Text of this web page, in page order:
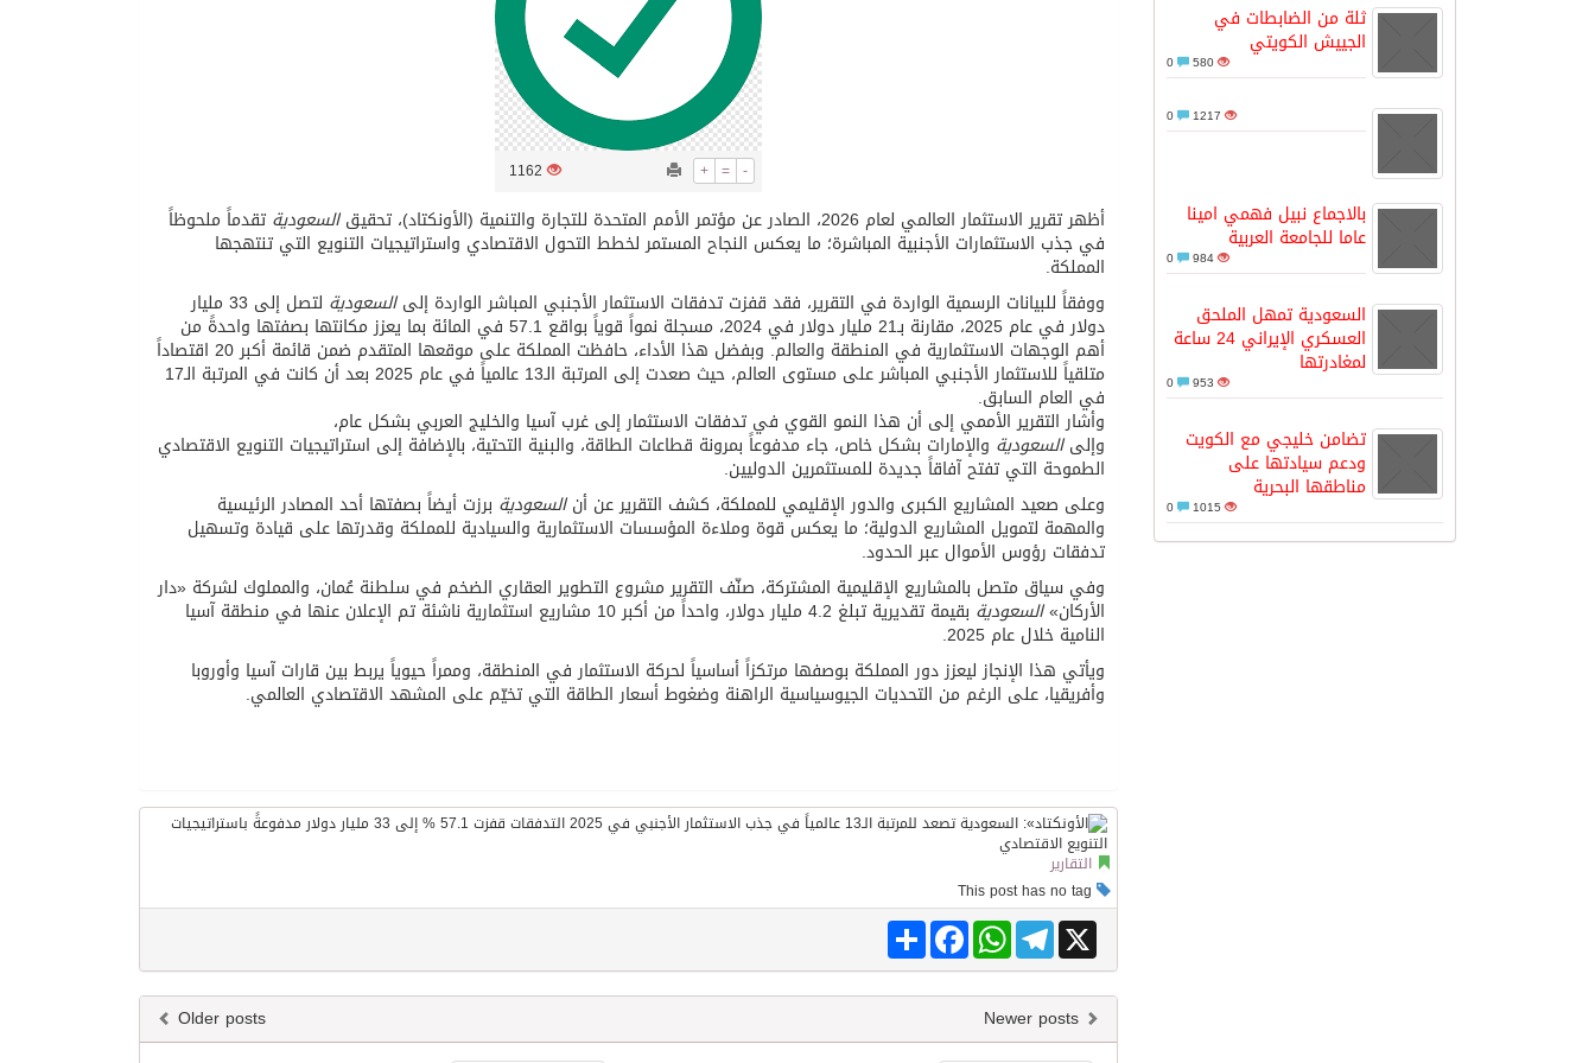
مدينة الملك سلمان للطاقة “سبارك” توقع اتفاقية تطوير مصانع جاهزة ومتخصصة في مجال الطاقة
كسوة الكعبة تعتلي البيت العتيق
“سبيس إكس” تطلق 24 قمرًا صناعيًا جديدًا إلى الفضاء
ثلة من الضابطات في
الجييش الكويتي
580
1217
بالاجماع نبيل فهمي امينا
عاما للجامعة العربية
984
السعودية تمهل الملحق
العسكري الإيراني 24 ساعة
لمغادرتها
953
تضامن خليجي مع الكويت
ودعم سيادتها على
مناطقها البحرية
1015
+ = -
1162
أظهر تقرير الاستثمار العالمي لعام 2026، الصادر عن مؤتمر الأمم المتحدة للتجارة والتنمية (الأونكتاد)، تحقيق السعودية تقدماً ملحوظاً
في جذب الاستثمارات الأجنبية المباشرة؛ ما يعكس النجاح المستمر لخطط التحول الاقتصادي واستراتيجيات التنويع التي تنتهجها
المملكة.
ووفقاً للبيانات الرسمية الواردة في التقرير، فقد قفزت تدفقات الاستثمار الأجنبي المباشر الواردة إلىالسعودية لتصل إلى 33 مليار
دولار في عام 2025، مقارنة بـ21 مليار دولار في 2024، مسجلة نمواً قوياً بواقع 57.1 في المائة بما يعزز مكانتها بصفتها واحدةً من
أهم الوجهات الاستثمارية في المنطقة والعالم. وبفضل هذا الأداء، حافظت المملكة على موقعها المتقدم ضمن قائمة أكبر 20 اقتصاداً
متلقياً للاستثمار الأجنبي المباشر على مستوى العالم، حيث صعدت إلى المرتبة الـ13 عالمياً في عام 2025 بعد أن كانت في المرتبة الـ17
في العام السابق.
وأشار التقرير الأممي إلى أن هذا النمو القوي في تدفقات الاستثمار إلى غرب آسيا والخليج العربي بشكل عام،
وإلىالسعودية والإمارات بشكل خاص، جاء مدفوعاً بمرونة قطاعات الطاقة، والبنية التحتية، بالإضافة إلى استراتيجيات التنويع الاقتصادي
الطموحة التي تفتح آفاقاً جديدة للمستثمرين الدوليين.
وعلى صعيد المشاريع الكبرى والدور الإقليمي للمملكة، كشف التقرير عن أنالسعودية برزت أيضاً بصفتها أحد المصادر الرئيسية
والمهمة لتمويل المشاريع الدولية؛ ما يعكس قوة وملاءة المؤسسات الاستثمارية والسيادية للمملكة وقدرتها على قيادة وتسهيل
تدفقات رؤوس الأموال عبر الحدود.
وفي سياق متصل بالمشاريع الإقليمية المشتركة، صنّف التقرير مشروع التطوير العقاري الضخم في سلطنة عُمان، والمملوك لشركة «دار
الأركان»السعودية بقيمة تقديرية تبلغ 4.2 مليار دولار، واحداً من أكبر 10 مشاريع استثمارية ناشئة تم الإعلان عنها في منطقة آسيا
النامية خلال عام 2025.
ويأتي هذا الإنجاز ليعزز دور المملكة بوصفها مرتكزاً أساسياً لحركة الاستثمار في المنطقة، وممراً حيوياً يربط بين قارات آسيا وأوروبا
وأفريقيا، على الرغم من التحديات الجيوسياسية الراهنة وضغوط أسعار الطاقة التي تخيّم على المشهد الاقتصادي العالمي.
التقارير
Share
FacebookWhatsAppTelegram X
Older posts